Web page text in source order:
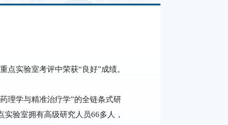
实验室考评中荣获“良好”成绩。
学与精准治疗学”的全链条式研
验室拥有高级研究人员66多人，